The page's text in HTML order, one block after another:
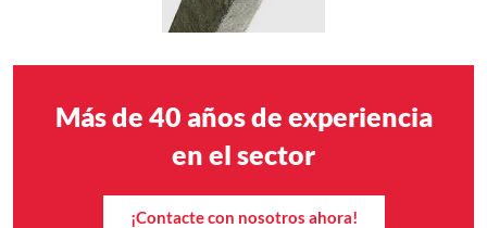
Más de 40 años de experiencia
en el sector
¡Contacte con nosotros ahora!